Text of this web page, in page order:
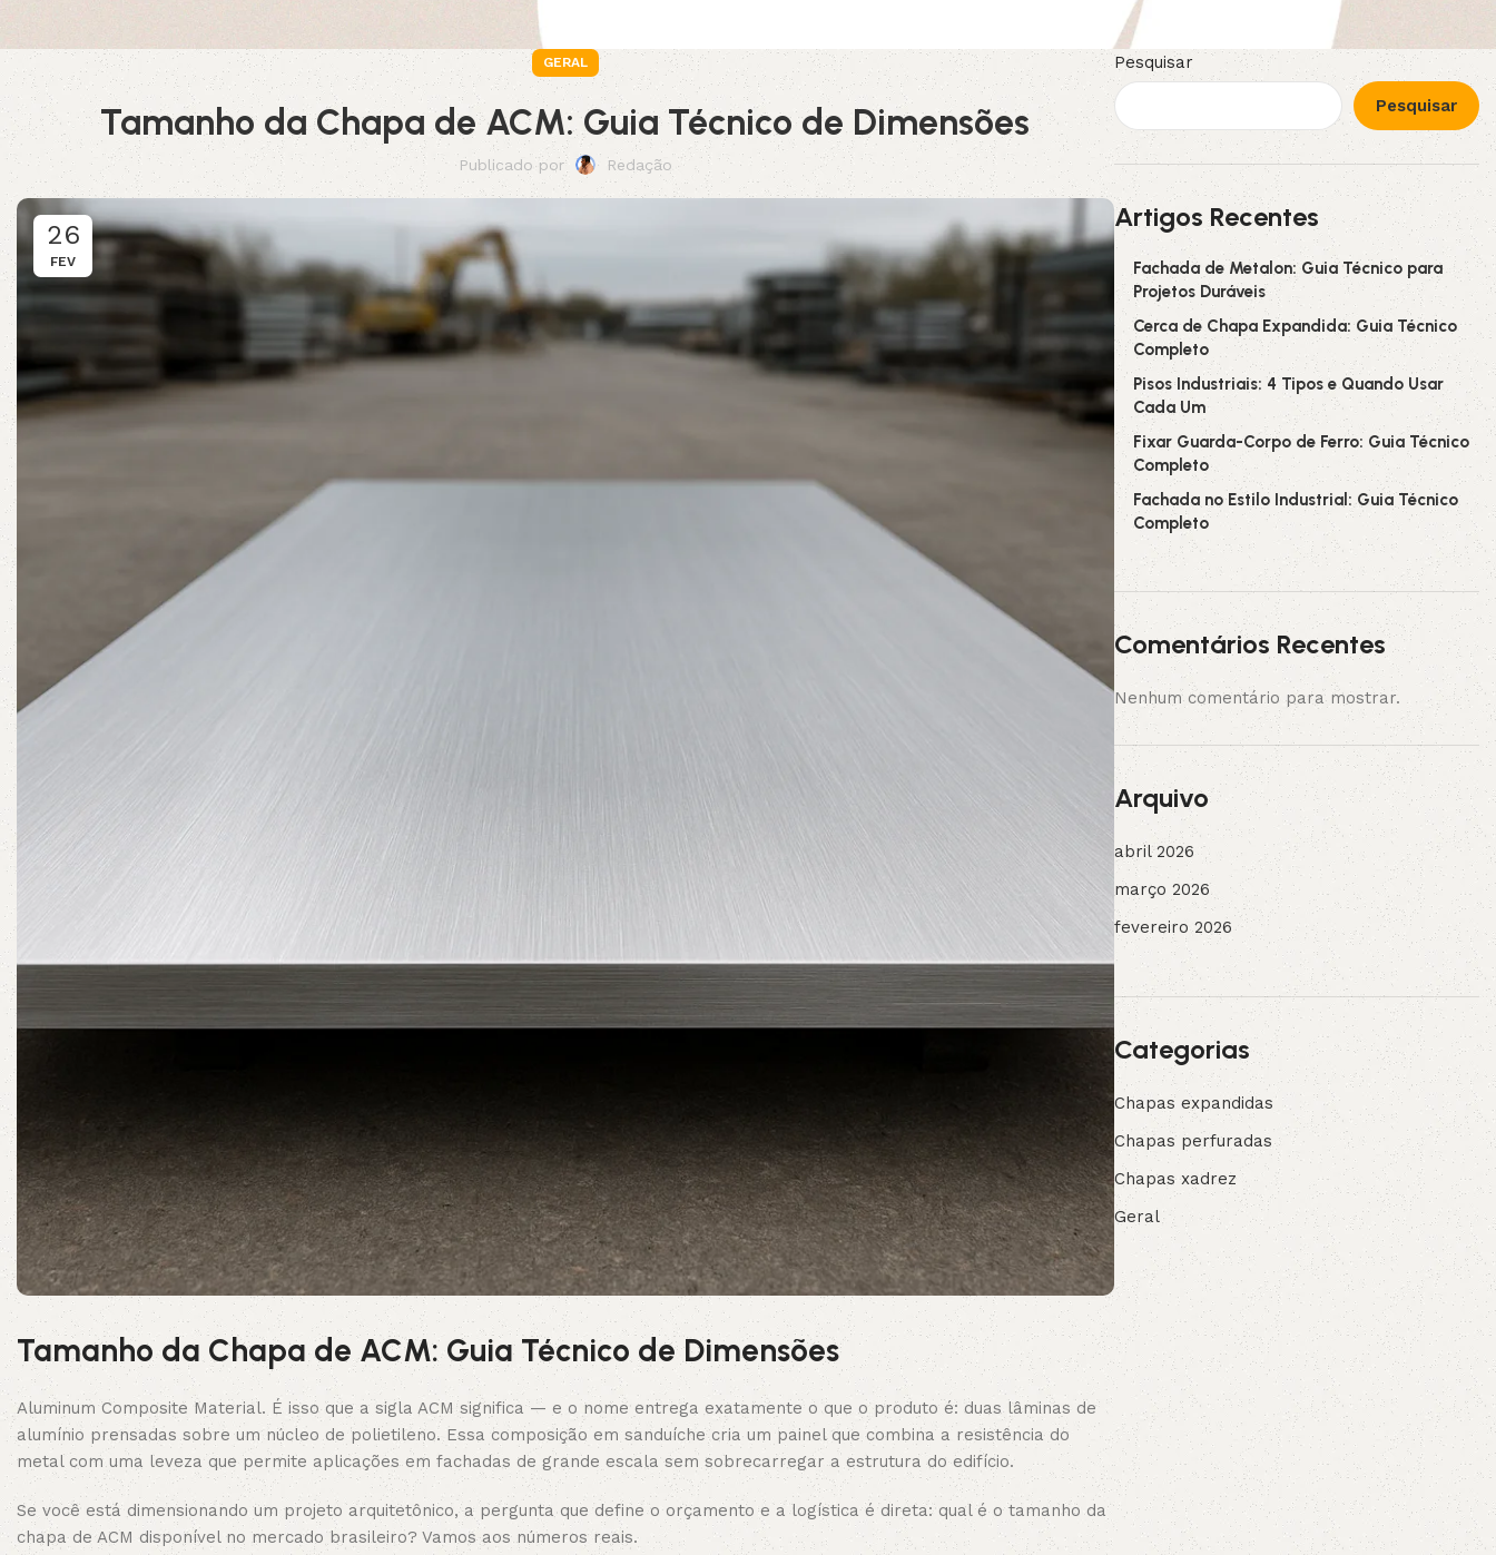
GERAL
Tamanho da Chapa de ACM: Guia Técnico de Dimensões
Publicado por Redação
26
FEV
Tamanho da Chapa de ACM: Guia Técnico de Dimensões
Aluminum Composite Material. É isso que a sigla ACM significa — e o nome entrega exatamente o que o produto é: duas lâminas de
alumínio prensadas sobre um núcleo de polietileno. Essa composição em sanduíche cria um painel que combina a resistência do
metal com uma leveza que permite aplicações em fachadas de grande escala sem sobrecarregar a estrutura do edifício.
Se você está dimensionando um projeto arquitetônico, a pergunta que define o orçamento e a logística é direta: qual é o tamanho da
chapa de ACM disponível no mercado brasileiro? Vamos aos números reais.
Pesquisar
Pesquisar
Artigos Recentes
Fachada de Metalon: Guia Técnico para
Projetos Duráveis
Cerca de Chapa Expandida: Guia Técnico
Completo
Pisos Industriais: 4 Tipos e Quando Usar
Cada Um
Fixar Guarda-Corpo de Ferro: Guia Técnico
Completo
Fachada no Estilo Industrial: Guia Técnico
Completo
Comentários Recentes
Nenhum comentário para mostrar.
Arquivo
abril 2026
março 2026
fevereiro 2026
Categorias
Chapas expandidas
Chapas perfuradas
Chapas xadrez
Geral